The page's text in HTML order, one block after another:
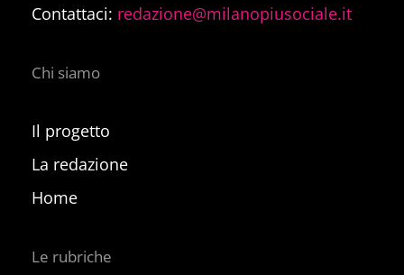
Contattaci: redazione@milanopiusociale.it
Chi siamo
Il progetto
La redazione
Home
Le rubriche